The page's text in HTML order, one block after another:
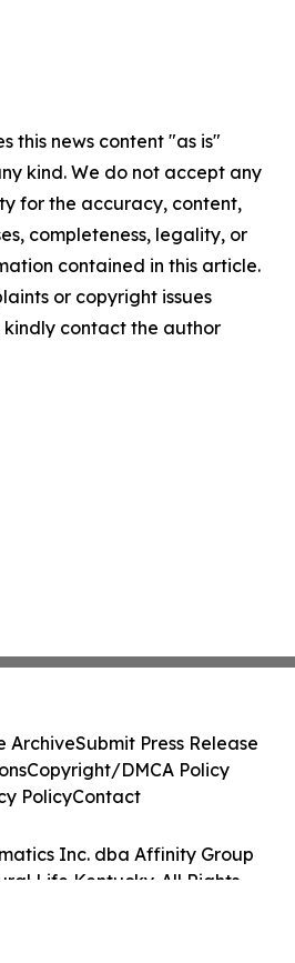
this news content "as is"
kind. We do not accept any
for the accuracy, content,
completeness, legality, or
contained in this article.
or copyright issues
contact the author
Inc. dba Affinity Group
Life Kentucky. All Rights
ArchiveSubmit Press Release
Copyright/DMCA Policy
PolicyContact